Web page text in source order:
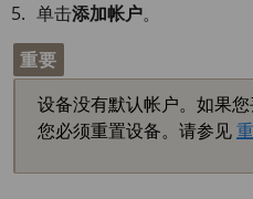
单击添加帐户。
重要
设备没有默认帐户。如果
您必须重置设备。请参见